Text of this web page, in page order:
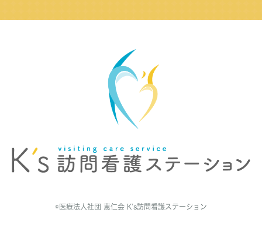
©医療法人社団 恵仁会 K’s訪問看護ステーション